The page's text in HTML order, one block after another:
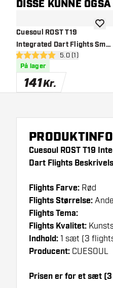
DISSE KUNNE
Cuesoul ROST T19
Integrated Dart Flights Small
Standard Wing Carbon
Green - Dart Flights
åbn
5 bedømmelsesstjerner
5.0 (1)
På lager
141Kr.
Cuesoul ROST T19
Dart Flights
Flights Farve: Rød
Flights Størrelse:
Flights Tema:
Flights Kvalitet:
Indhold: 1 sæt (3
Producent: CUESOUL
Prisen er for et sæt